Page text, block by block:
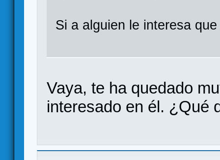
Si a alguien le interesa
Vaya, te ha quedado
interesado en él. ¿Qué